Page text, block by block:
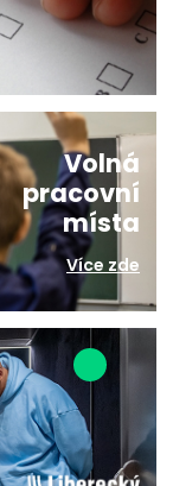
Volná
pracovní
místa
Více zde